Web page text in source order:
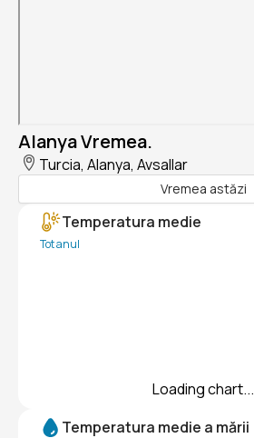
Alanya Vremea.
Turcia, Alanya, Avsallar
Vremea astăzi
Temperatura medie
Tot anul
Loading chart...
Temperatura medie a mării